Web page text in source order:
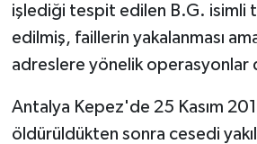
işlediği tespit edilen B.G. isimli
edilmiş, faillerin yakalanması
adreslere yönelik operasyonlar
Antalya Kepez'de 25 Kasım
öldürüldükten sonra cesedi